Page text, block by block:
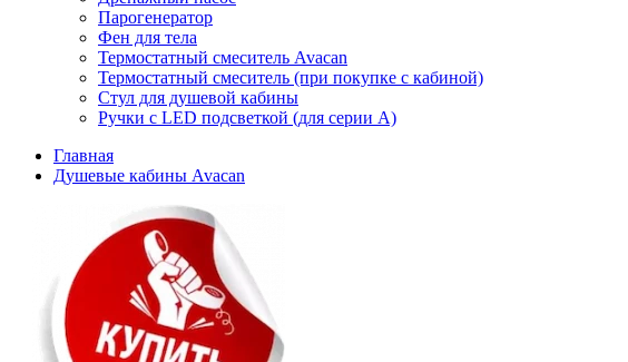
Парогенератор
Фен для тела
Термостатный смеситель Avacan
Термостатный смеситель (при покупке с кабиной)
Стул для душевой кабины
Ручки с LED подсветкой (для серии A)
Главная
Душевые кабины Avacan